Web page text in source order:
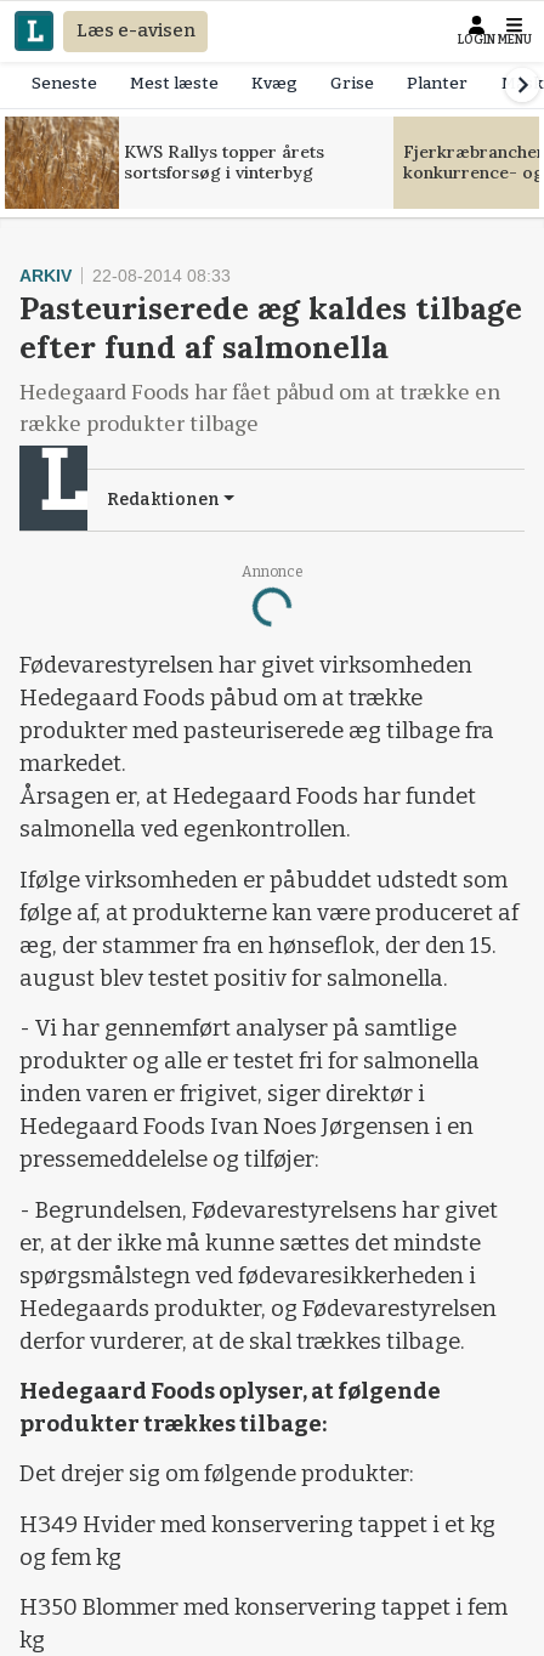
Læs e-avisen LOGIN MENU
Seneste Mest læste Kvæg Grise Planter
KWS Rallys topper årets
sortsforsøg i vinterbyg
konkurrence-
Annonce
Loading...
ARKIV 22-08-2014 08:33
Pasteuriserede æg kaldes tilbage
efter fund af salmonella
Hedegaard Foods har fået påbud om at trække en
række produkter tilbage
Redaktionen
Fødevarestyrelsen har givet virksomheden
Hedegaard Foods påbud om at trække
produkter med pasteuriserede æg tilbage fra
markedet.
Årsagen er, at Hedegaard Foods har fundet
salmonella ved egenkontrollen.
Ifølge virksomheden er påbuddet udstedt som
følge af, at produkterne kan være produceret af
æg, der stammer fra en hønseflok, der den 15.
august blev testet positiv for salmonella.
- Vi har gennemført analyser på samtlige
produkter og alle er testet fri for salmonella
inden varen er frigivet, siger direktør i
Hedegaard Foods Ivan Noes Jørgensen i en
pressemeddelelse og tilføjer:
- Begrundelsen, Fødevarestyrelsens har givet
er, at der ikke må kunne sættes det mindste
spørgsmålstegn ved fødevaresikkerheden i
Hedegaards produkter, og Fødevarestyrelsen
derfor vurderer, at de skal trækkes tilbage.
Hedegaard Foods oplyser, at følgende
produkter trækkes tilbage:
Det drejer sig om følgende produkter:
H349 Hvider med konservering tappet i et kg
og fem kg
H350 Blommer med konservering tappet i fem
kg